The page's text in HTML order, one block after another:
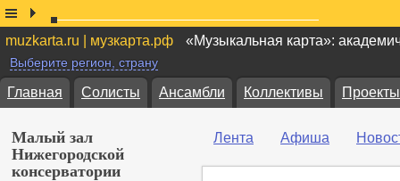
muzkarta.ru | музкарта.рф «Музыкальная карта»:
Выберите регион, страну
Главная Солисты Ансамбли Коллективы Проекты
Малый зал
Нижегородской
консерватории
Лента Афиша